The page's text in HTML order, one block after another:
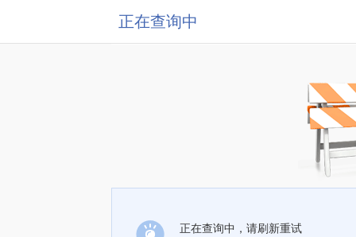
正在查询中
正在查询中，请刷新重试